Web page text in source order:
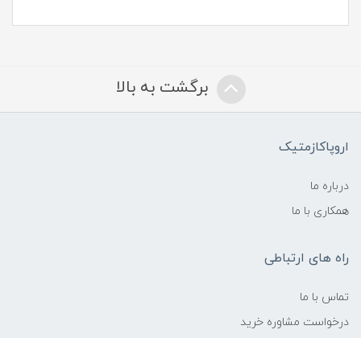
برگشت به بالا
اروپاکازمتیک
درباره ما
همکاری با ما
راه های ارتباطی
تماس با ما
درخواست مشاوره خرید